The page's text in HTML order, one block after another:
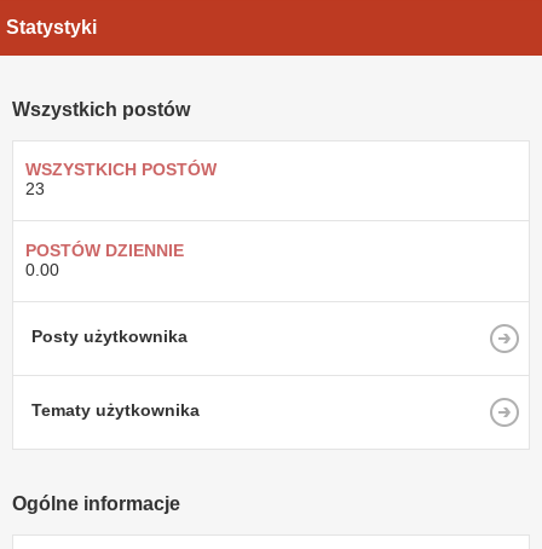
Statystyki
Wszystkich postów
WSZYSTKICH POSTÓW
23
POSTÓW DZIENNIE
0.00
Posty użytkownika
Tematy użytkownika
Ogólne informacje